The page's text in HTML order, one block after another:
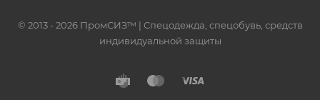
© 2013 - 2026 ПромСИЗ™ | Спецодежда, спецобувь, средств
индивидуальной защиты